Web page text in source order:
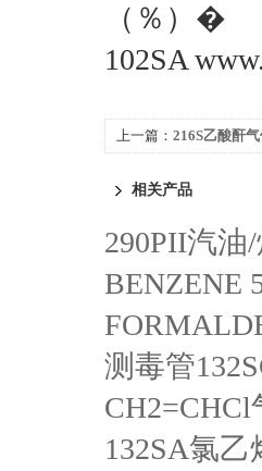
（％）�
102SA
上一篇： 216S乙酸酐
相关产品
290PII汽油
BENZENE
测毒管
CH2=CHCl
132SA氯